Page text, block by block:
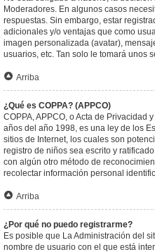
Moderadores. En algunos casos
respuestas. Sin embargo, estar
adicionales y/o ventajas que como
imagen personalizada (avatar),
usuarios, etc. Tan solo le tomará unos
Arriba
¿Qué es COPPA? (APPCO)
COPPA, APPCO, o Acta de Privacidad
años del año 1998, es una ley de los
sitios de Internet, los cuales son
registro de niños sea escrito y
con algún otro método de
recolectar información personal
Arriba
¿Por qué no puedo registrarme?
Es posible que La Administración del
nombre de usuario con el que está